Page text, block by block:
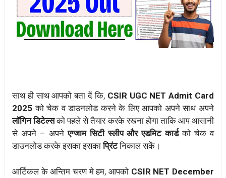
साथ ही साथ आपको बता दें कि, CSIR UGC NET Admit Card
2025को चेक व डाउनलोड करने के लिए आपको अपने साथ अपने
लॉगिन डिटेल्सको पहले से तैयार करके रखना होगा ताकि आप आसानी
से अपने – अपनेएग्जाम सिटी स्लीप और एडमिट कार्डको चेक व
डाउनलोड करके इसका इसकाप्रिंटनिकाल सकें।
आर्टिकल के अन्तिम चरण मे हम, आपको CSIR NET December